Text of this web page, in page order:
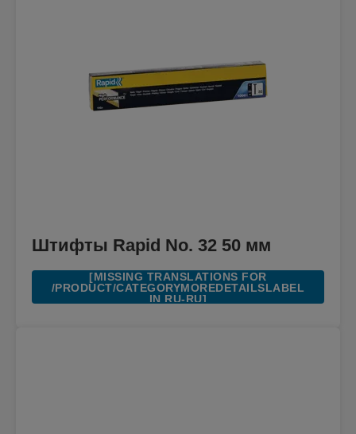
Штифты Rapid No. 32 50 мм
[MISSING TRANSLATIONS FOR
/PRODUCT/CATEGORYMOREDETAILSLABEL
IN RU-RU]